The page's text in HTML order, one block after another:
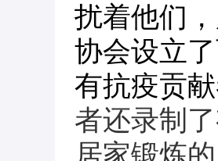
扰着他们
协会设立
有抗疫贡
者还录制
居家锻炼